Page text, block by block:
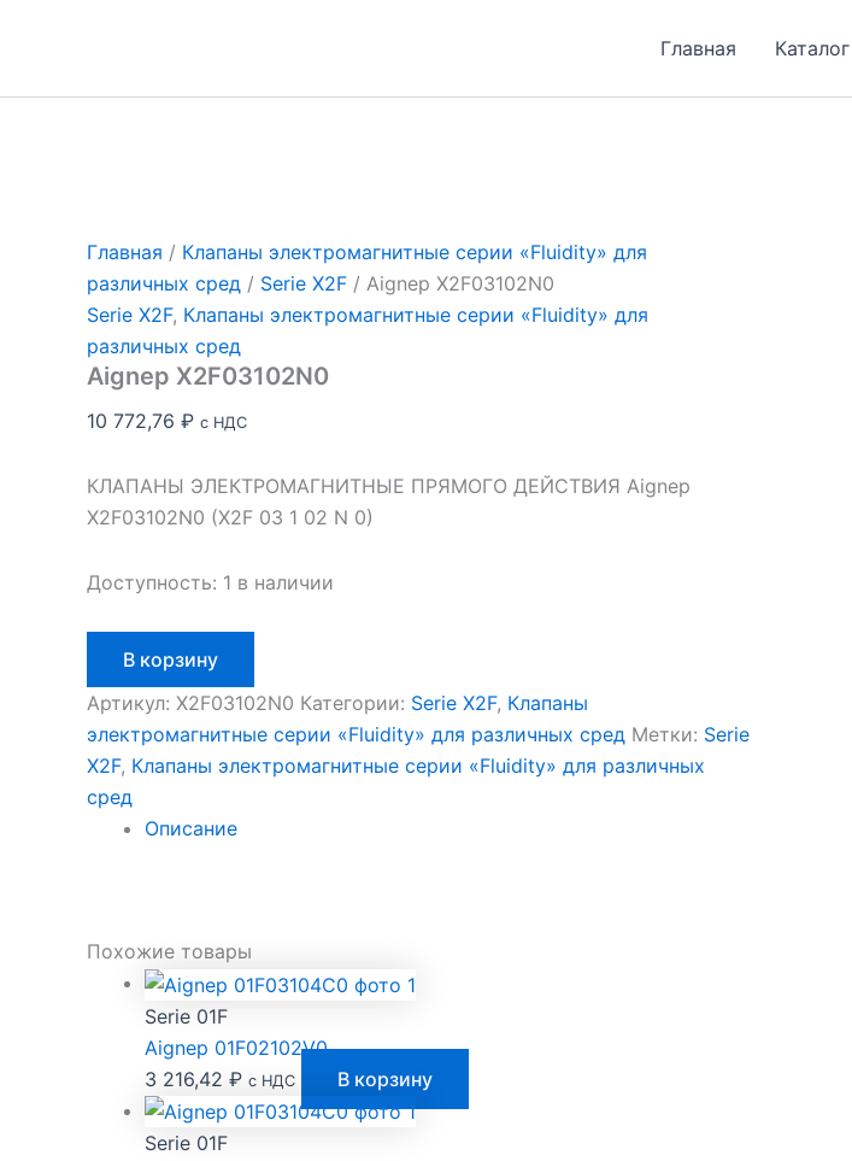
Главная Каталог
Главная / Клапаны электромагнитные серии «Fluidity» для
различных сред / Serie X2F / Aignep X2F03102N0
Serie X2F, Клапаны электромагнитные серии «Fluidity» для
различных сред
Aignep X2F03102N0
10 772,76 ₽ с НДС
КЛАПАНЫ ЭЛЕКТРОМАГНИТНЫЕ ПРЯМОГО ДЕЙСТВИЯ Aignep
X2F03102N0 (X2F 03 1 02 N 0)
Доступность: 1 в наличии
товара
Aignep
X2F03102N0
В корзину
Артикул: X2F03102N0 Категории: Serie X2F, Клапаны
электромагнитные серии «Fluidity» для различных сред Метки: Serie
X2F, Клапаны электромагнитные серии «Fluidity» для различных
сред
Описание
Похожие товары
Serie 01F
Aignep 01F02102V0
3 216,42 ₽ с НДС В корзину
Serie 01F